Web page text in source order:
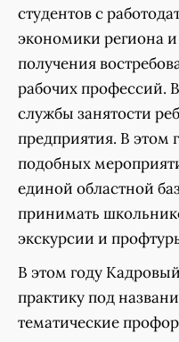
студентов с
экономики региона
получения
рабочих профессий.
службы занятости
предприятия. В этом
подобных
единой областной
принимать
экскурсии и
В этом году
практику под
тематические